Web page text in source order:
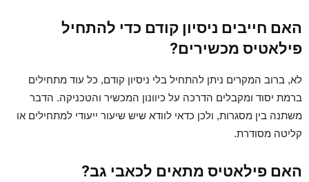
האם חייבים ניסיון קודם כדי להתחיל
פילאטיס מכשירים?
לא, ברוב המקרים ניתן להתחיל בלי ניסיון קודם, כל עוד מתחילים
ברמת יסוד ומקבלים הדרכה על כיוונון המכשיר והטכניקה. הדבר
משתנה בין מסגרות, ולכן כדאי לוודא שיש שיעור ייעודי למתחילים או
קליטה מסודרת.
האם פילאטיס מתאים לכאבי גב?